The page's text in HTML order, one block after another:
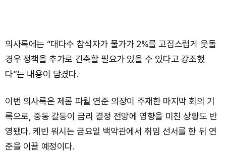
의사록에는 “대다수 참석자가 물가가 2%를 고집스럽게 웃돌
경우 정책을 추가로 긴축할 필요가 있을 수 있다고 강조했
다”는 내용이 담겼다.
이번 의사록은 제롬 파월 연준 의장이 주재한 마지막 회의 기
록으로, 중동 갈등이 금리 결정 전망에 영향을 미친 상황도 반
영됐다. 케빈 워시는 금요일 백악관에서 취임 선서를 한 뒤 연
준을 이끌 예정이다.